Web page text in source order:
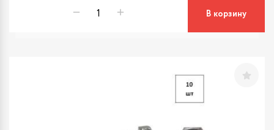
В корзину